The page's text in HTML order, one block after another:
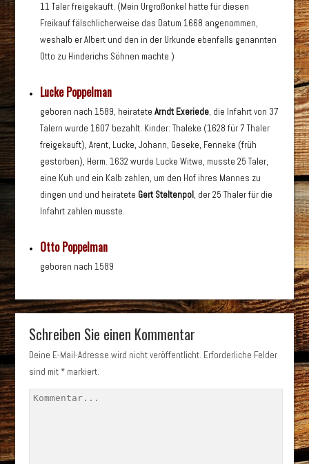
11 Taler freigekauft. (Mein Urgroßonkel hatte für diesen
Freikauf fälschlicherweise das Datum 1668 angenommen,
weshalb er Albert und den in der Urkunde ebenfalls genannten
Otto zu Hinderichs Söhnen machte.)
Lucke Poppelman
geboren nach 1589, heirateteArndt Exeriede, die Infahrt von 37
Talern wurde 1607 bezahlt. Kinder: Thaleke (1628 für 7 Thaler
freigekauft), Arent, Lucke, Johann, Geseke, Fenneke (früh
gestorben), Herm. 1632 wurde Lucke Witwe, musste 25 Taler,
eine Kuh und ein Kalb zahlen, um den Hof ihres Mannes zu
dingen und und heiratete Gert Steltenpol, der 25 Thaler für die
Infahrt zahlen musste.
Otto Poppelman
geboren nach 1589
Schreiben Sie einen Kommentar
Deine E-Mail-Adresse wird nicht veröffentlicht. Erforderliche Felder
sind mit * markiert.